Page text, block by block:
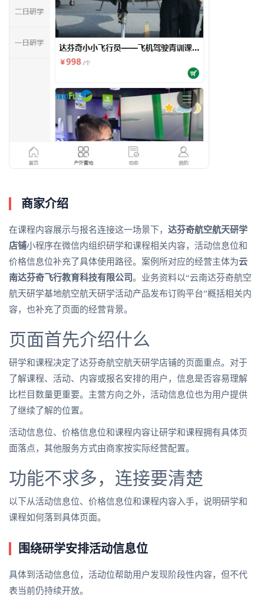
商家介绍
在课程内容展示与报名连接这一场景下， 达芬奇航空航天研学
店铺小程序在微信内组织研学和课程相关内容，活动信息位和
价格信息位补充了具体使用路径。案例所对应的经营主体为云
南达芬奇飞行教育科技有限公司 。业务资料以“云南达芬奇航空
航天研学基地航空航天研学活动产品发布订购平台”概括相关内
容，也补充了页面的经营背景。
页面首先介绍什么
研学和课程决定了达芬奇航空航天研学店铺的页面重点。对于
了解课程、活动、内容或报名安排的用户，信息是否容易理解
比栏目数量更重要。主营方向之外，活动信息位也为用户提供
了继续了解的位置。
活动信息位、价格信息位和课程内容让研学和课程拥有具体页
面落点，其他服务方式由商家按实际经营配置。
功能不求多，连接要清楚
以下从活动信息位、价格信息位和课程内容入手，说明研学和
课程如何落到具体页面。
围绕研学安排活动信息位
具体到活动信息位，活动位帮助用户发现阶段性内容，但不代
表当前仍持续开放。